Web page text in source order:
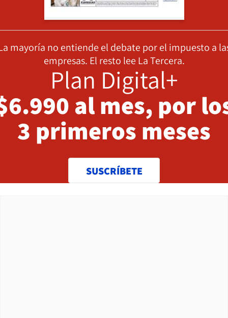
mayoría no entiende el debate por el impuesto a
empresas. El resto lee La Tercera.
Plan Digital+
al mes, por
3 primeros meses
SUSCRÍBETE